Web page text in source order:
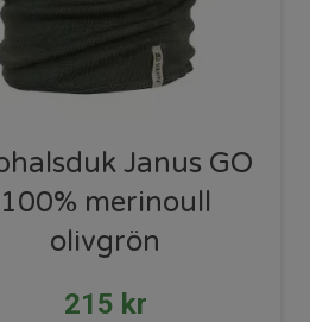
Janus GO
100% merinoull
olivgrön
215 kr